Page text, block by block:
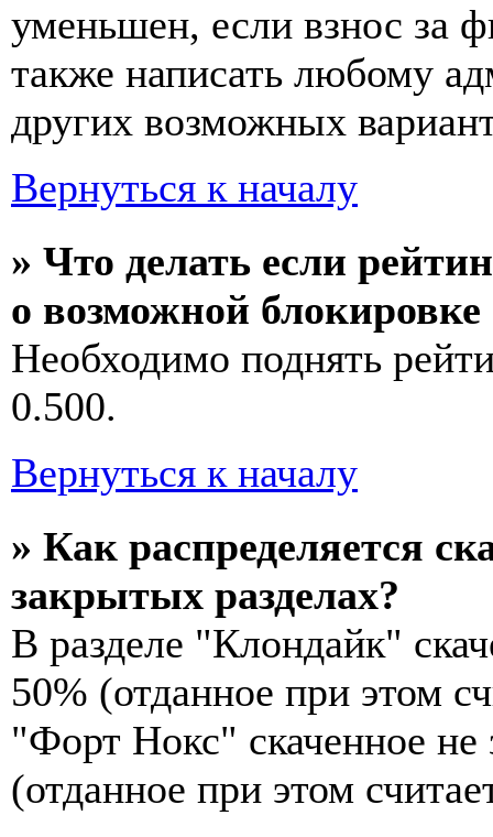
уменьшен, если взнос за
также написать любому
других возможных
Вернуться к началу
» Что делать если
о возможной
Необходимо поднять
0.500.
Вернуться к началу
» Как распределяется
закрытых разделах?
В разделе "Клондайк"
50% (отданное при этом
"Форт Нокс" скаченное не
(отданное при этом